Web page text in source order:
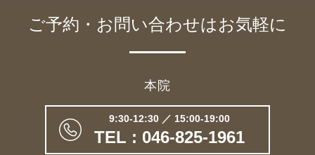
ご予約・お問い合わせはお気軽に
本院
9:30-12:30 ／ 15:00-19:00
TEL : 046-825-1961